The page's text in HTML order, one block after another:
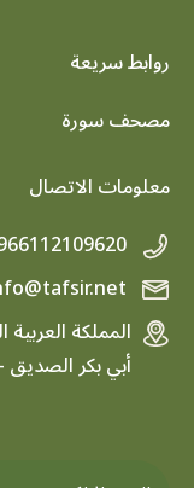
روابط سريعة
menu
مصحف سورة
معلومات الاتصال
المملكة
أبي بكر